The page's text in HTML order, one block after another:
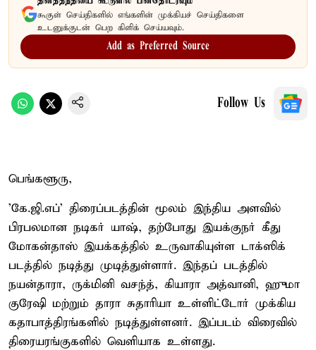
கூகுள் செய்திகளில் எங்களின் முக்கியச் செய்திகளை
உடனுக்குடன் பெற கிளிக் செய்யவும்.
Add as Preferred Source
Follow Us
பெங்களூரு,
'கே.ஜி.எப்' திரைப்படத்தின் மூலம் இந்திய அளவில்
பிரபலமான நடிகர் யாஷ், தற்போது இயக்குநர் கீது
மோகன்தாஸ் இயக்கத்தில் உருவாகியுள்ள டாக்ஸிக்
படத்தில் நடித்து முடித்துள்ளார். இந்தப் படத்தில்
நயன்தாரா, ருக்மினி வசந்த், கியாரா அத்வானி, ஹுமா
குரேஷி மற்றும் தாரா சுதாரியா உள்ளிட்டோர் முக்கிய
கதாபாத்திரங்களில் நடித்துள்ளனர். இப்படம் விரைவில்
திரையரங்குகளில் வெளியாக உள்ளது.